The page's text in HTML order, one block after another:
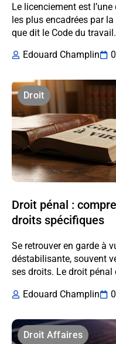
Le licenciement est
les plus encadrées par
que dit le Code du
Edouard Champlin
Droit
Droit pénal :
droits spécifiques
Se retrouver en garde à
déstabilisante, souvent
ses droits. Le droit pénal
Edouard Champlin
Droit Affaires